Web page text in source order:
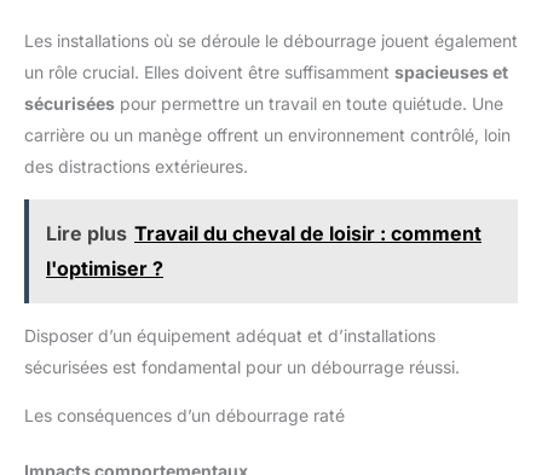
Les installations où se déroule le débourrage jouent également
un rôle crucial. Elles doivent être suffisamment spacieuses et
sécurisées pour permettre un travail en toute quiétude. Une
carrière ou un manège offrent un environnement contrôlé, loin
des distractions extérieures.
Lire plus Travail du cheval de loisir : comment
l'optimiser ?
Disposer d’un équipement adéquat et d’installations
sécurisées est fondamental pour un débourrage réussi.
Les conséquences d’un débourrage raté
Impacts comportementaux